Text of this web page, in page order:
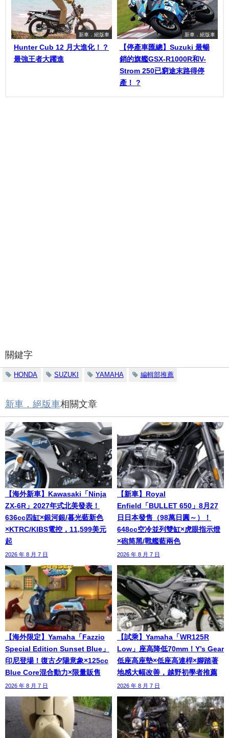
新車．絕版車
Hunter Cub 12 月大進化！？
最強王者大躍進
新車．絕版車
【停產車匯總】Suzuki 最暢
銷的旗艦GSX-R1000R和V-
Strom 250已窮途末路得停
產！ ?
關鍵字
HONDA SUZUKI YAMAHA 編輯部推薦
新車．絕版車相關文章
【海外新車】Kawasaki「Ninja
ZX-6R」2027年式北美發表！
636cc四缸×銀河銀/暮光藍新色
×KTRC/KIBS電控，11,599美元
起
2026 年 8 月 7 日
【新車】Royal
Enfield「BULLET 650」8月27
日日本發售（98萬日圓～）！
648cc空冷並列雙缸×虎眼指示燈
×砲筒黑/戰艦藍兩色
2026 年 8 月 7 日
【海外限定】Yamaha「Fazzio
Special Edition Sunset Blue」
印尼登場！復古夕陽意象×125cc
Blue Core混合動力×限量販售
2026 年 8 月 7 日
【試乘】Yamaha「WR125R
Low」座高降低70mm！Y’s Gear
低座高座墊×低座高連桿×腳踏著
地感大幅改善，越野初學者推薦
2026 年 8 月 7 日